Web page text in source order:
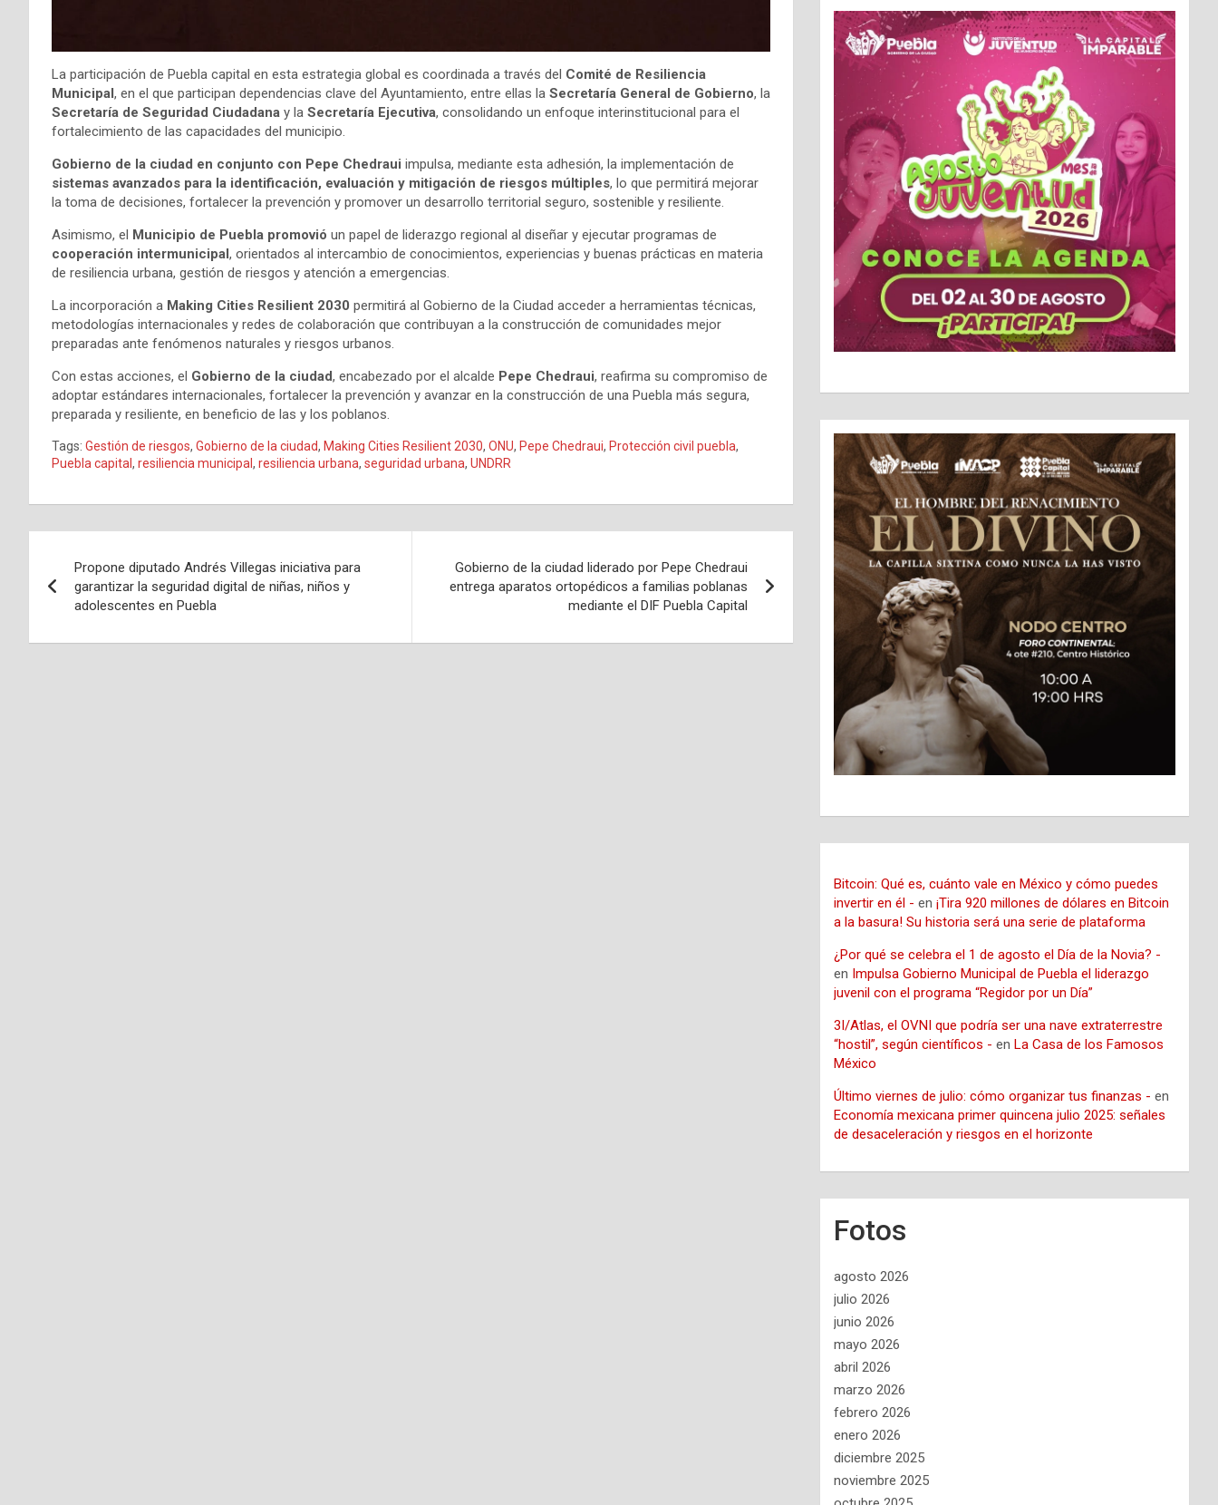
La participación de Puebla capital en esta estrategia global es coordinada a través del Comité de Resiliencia
Municipal, en el que participan dependencias clave del Ayuntamiento, entre ellas la Secretaría General de Gobierno, la
Secretaría de Seguridad Ciudadana y la Secretaría Ejecutiva, consolidando un enfoque interinstitucional para el
fortalecimiento de las capacidades del municipio.
Gobierno de la ciudad en conjunto con Pepe Chedraui impulsa, mediante esta adhesión, la implementación de
sistemas avanzados para la identificación, evaluación y mitigación de riesgos múltiples, lo que permitirá mejorar
la toma de decisiones, fortalecer la prevención y promover un desarrollo territorial seguro, sostenible y resiliente.
Asimismo, el Municipio de Puebla promovió un papel de liderazgo regional al diseñar y ejecutar programas de
cooperación intermunicipal, orientados al intercambio de conocimientos, experiencias y buenas prácticas en materia
de resiliencia urbana, gestión de riesgos y atención a emergencias.
La incorporación a Making Cities Resilient 2030 permitirá al Gobierno de la Ciudad acceder a herramientas técnicas,
metodologías internacionales y redes de colaboración que contribuyan a la construcción de comunidades mejor
preparadas ante fenómenos naturales y riesgos urbanos.
Con estas acciones, el Gobierno de la ciudad, encabezado por el alcalde Pepe Chedraui, reafirma su compromiso de
adoptar estándares internacionales, fortalecer la prevención y avanzar en la construcción de una Puebla más segura,
preparada y resiliente, en beneficio de las y los poblanos.
Tags: Gestión de riesgos, Gobierno de la ciudad, Making Cities Resilient 2030, ONU, Pepe Chedraui, Protección civil puebla,
Puebla capital , resiliencia municipal , resiliencia urbana, seguridad urbana, UNDRR
de
Propone diputado Andrés Villegas iniciativa para
garantizar la seguridad digital de niñas, niños y
adolescentes en Puebla
Gobierno de la ciudad liderado por Pepe Chedraui
entrega aparatos ortopédicos a familias poblanas
mediante el DIF Puebla Capital
Bitcoin: Qué es, cuánto vale en México y cómo puedes
invertir en él - en¡Tira 920 millones de dólares en Bitcoin
a la basura! Su historia será una serie de plataforma
¿Por qué se celebra el 1 de agosto el Día de la Novia? -
en Impulsa Gobierno Municipal de Puebla el liderazgo
juvenil con el programa “Regidor por un Día”
3I/Atlas, el OVNI que podría ser una nave extraterrestre
“hostil”, según científicos - enLa Casa de los Famosos
México
Último viernes de julio: cómo organizar tus finanzas - en
Economía mexicana primer quincena julio 2025: señales
de desaceleración y riesgos en el horizonte
Fotos
agosto 2026
julio 2026
junio 2026
mayo 2026
abril 2026
marzo 2026
febrero 2026
enero 2026
diciembre 2025
noviembre 2025